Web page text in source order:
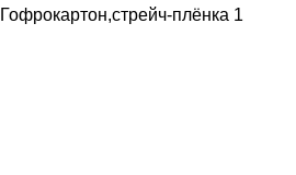
Гофрокартон,стрейч-плёнка 1